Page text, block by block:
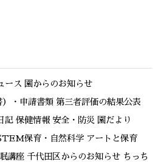
ース 園からのお知らせ
）・申請書類 第三者評価の結果公表
記 保健情報 安全・防災 園だより
保育・自然科学 アートと保育
講座 千代田区からのお知らせ ちっち